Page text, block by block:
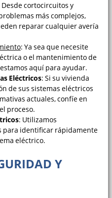
Desde cortocircuitos y
más complejos,
reparar cualquier avería
: Ya sea que necesite
o el mantenimiento de
aquí para ayudar.
Eléctricos: Si su vivienda
de sus sistemas eléctricos
actuales, confíe en
proceso.
: Utilizamos
para identificar rápidamente
eléctrico.
Y